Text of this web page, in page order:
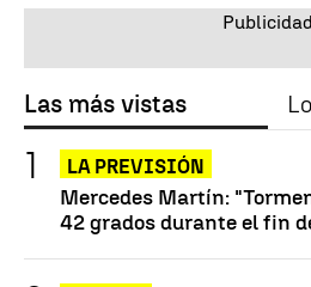
Las más vistas
LA PREVISIÓN
Mercedes Martín:
42 grados durante el fin